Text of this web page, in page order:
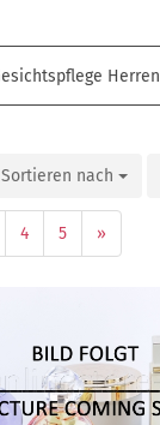
Herren
Sortieren nach
4 5 »